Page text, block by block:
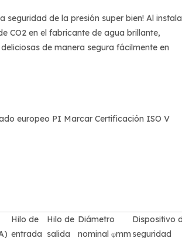
seguridad de la presión super bien! Al
CO2 en el fabricante de agua brillante,
de manera segura fácilmente en
europeo PI Marcar Certificación ISO V
Hilo de
entrada
Hilo de
salida
Diámetro
nominal φmm
Dispositivo
seguridad